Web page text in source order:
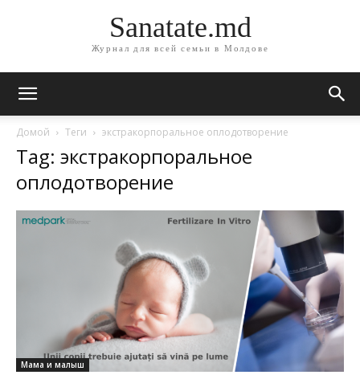
Sanatate.md
Журнал для всей семьи в Молдове
Домой Теги экстракорпоральное оплодотворение
Tag: экстракорпоральное
оплодотворение
Мама и малыш